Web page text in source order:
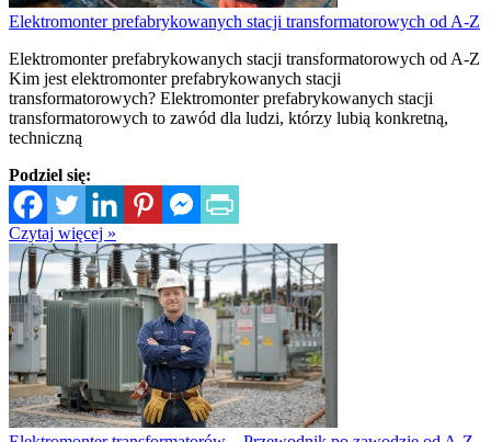
Elektromonter prefabrykowanych stacji transformatorowych od A-Z
Elektromonter prefabrykowanych stacji transformatorowych od A-Z
Kim jest elektromonter prefabrykowanych stacji
transformatorowych? Elektromonter prefabrykowanych stacji
transformatorowych to zawód dla ludzi, którzy lubią konkretną,
techniczną
Podziel się:
Czytaj więcej »